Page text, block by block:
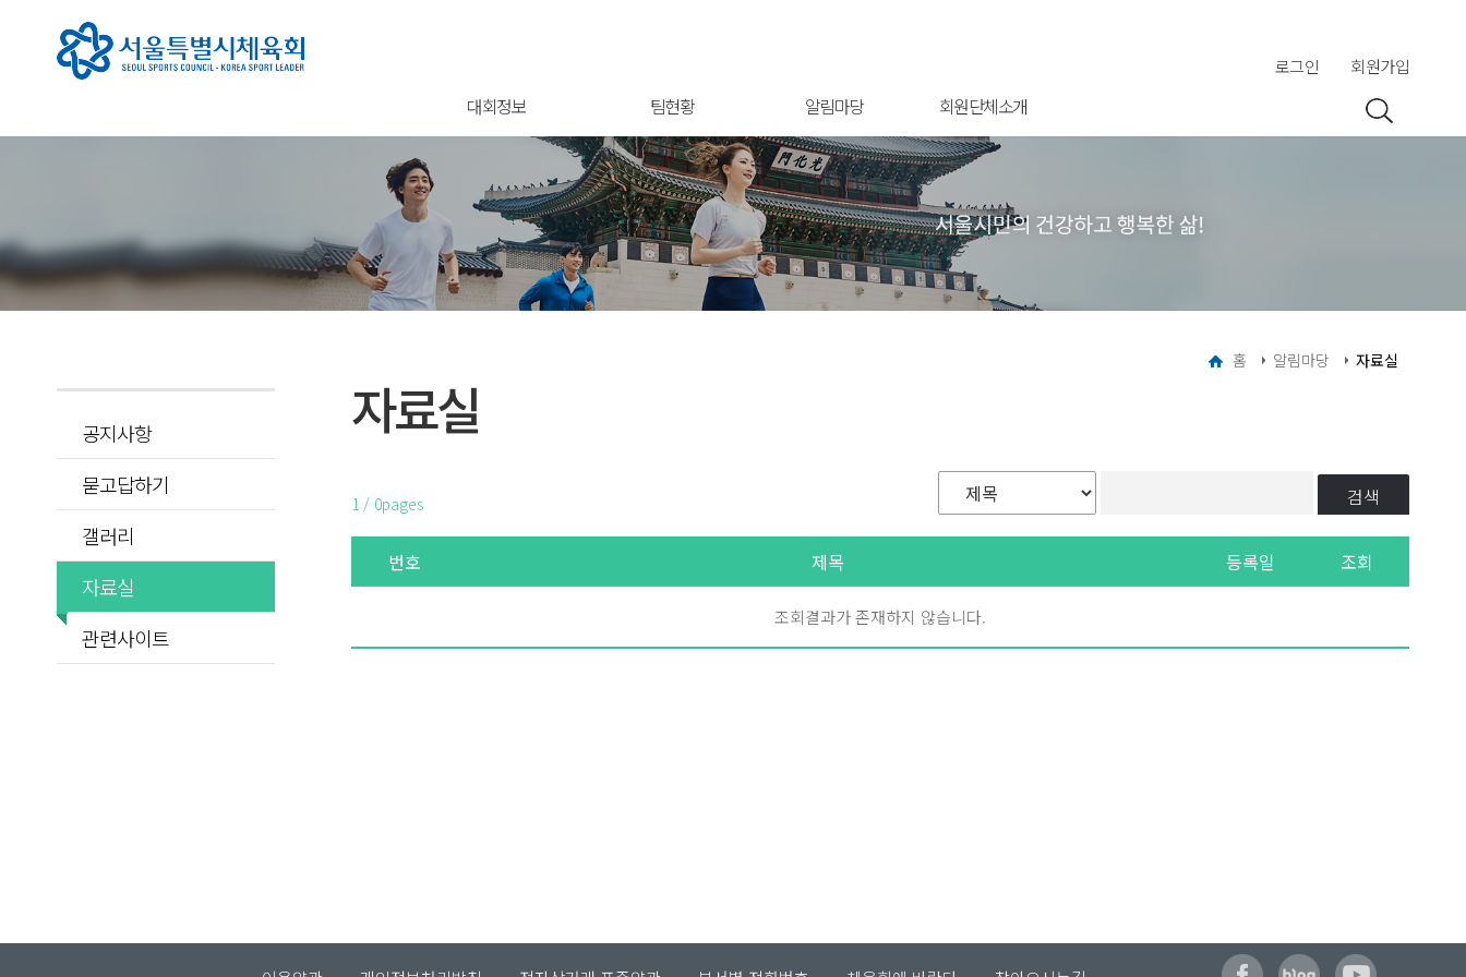
로그인 회원가입
대회정보 팀현황 알림마당 회원단체소개
홈 알림마당 자료실
공지사항
묻고답하기
갤러리
자료실
관련사이트
자료실
1 / 0pages 검색
번호 제목 등록일 조회
조회결과가 존재하지 않습니다.